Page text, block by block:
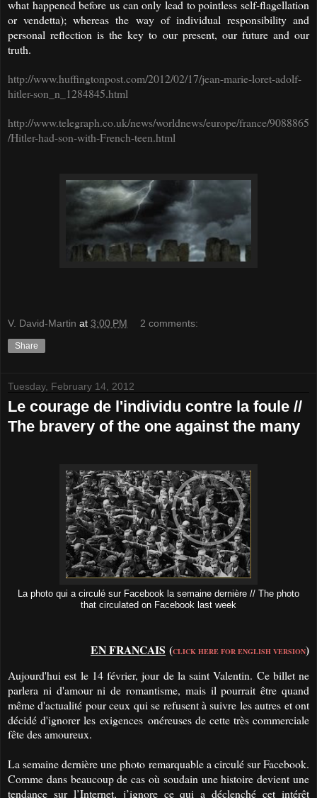
what happened before us can only lead to pointless self-flagellation
or vendetta); whereas the way of individual responsibility and
personal reflection is the key to our present, our future and our
truth.
http://www.huffingtonpost.com/2012/02/17/jean-marie-loret-adolf-
hitler-son_n_1284845.html
http://www.telegraph.co.uk/news/worldnews/europe/france/9088865
/Hitler-had-son-with-French-teen.html
V. David-Martin at 3:00 PM 2 comments:
Share
Tuesday, February 14, 2012
Le courage de l'individu contre la foule //
The bravery of the one against the many
La photo qui a circulé sur Facebook la semaine dernière // The photo
that circulated on Facebook last week
EN FRANCAIS (CLICK HERE FOR ENGLISH VERSION)
Aujourd'hui est le 14 février, jour de la saint Valentin. Ce billet ne
parlera ni d'amour ni de romantisme, mais il pourrait être quand
même d'actualité pour ceux qui se refusent à suivre les autres et ont
décidé d'ignorer lesexigences onéreuses de cette très commerciale
fête des amoureux.
La semaine dernière une photo remarquable a circulé sur Facebook.
Comme dans beaucoup de cas où soudain une histoire devient une
tendance sur l’Internet, j’ignore ce qui a déclenché cet intérêt